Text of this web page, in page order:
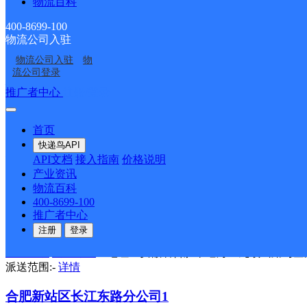
400-8699-100
物流公司入驻
物流公司入驻
物
流公司登录
推广者中心
首页
快递鸟API
API文档 接入指南 价格说明
产业资讯
物流百科
400-8699-100
推广者中心
注册 登录
合肥F1
天地华宇 更多号码
巢湖居巢区园区支路分公司
天地华宇
派送范围:-
肥西县杭埠路分公司
天地华宇 更多号码
派送范围:-详情
合肥市瑶海区九顶山路分公司
派送范围:- 详情
合肥新站区长江东路分公司1